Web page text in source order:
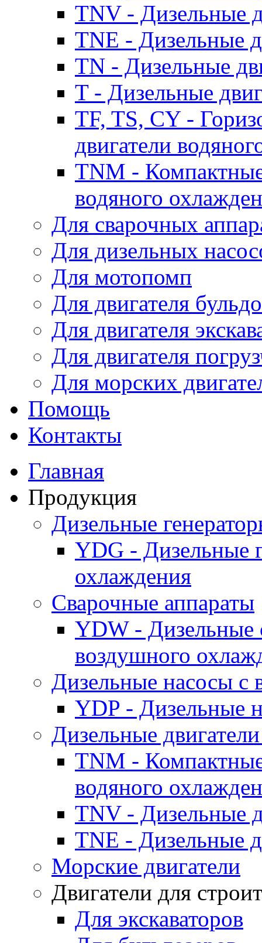
TNV - Дизельные
TNE - Дизельные
TN - Дизельные
T - Дизельные
TF, TS, CY -
двигатели
TNM -
водяного
Для сварочных
Для дизельных
Для мотопомп
Для двигателя
Для двигателя
Для двигателя
Для морских
Помощь
Контакты
Главная
Продукция
Дизельные
YDG - Дизельные
охлаждения
Cварочные аппараты
YDW - Дизельные
воздушного
Дизельные насосы
YDP - Дизельные
Дизельные
TNM -
водяного
TNV - Дизельные
TNE - Дизельные
Морские двигатели
Двигатели для
Для экскаваторов